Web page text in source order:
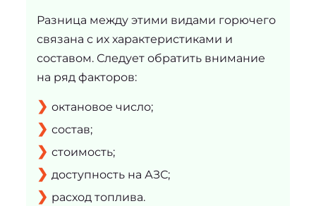
Разница между этими видами горючего
связана с их характеристиками и
составом. Следует обратить внимание
на ряд факторов:
октановое число;
состав;
стоимость;
доступность на АЗС;
расход топлива.